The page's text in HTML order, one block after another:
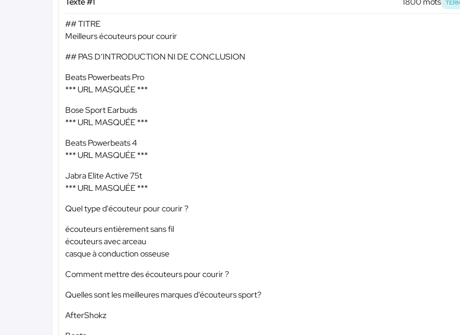
## TITRE
Meilleurs écouteurs pour courir
## PAS D’INTRODUCTION NI DE CONCLUSION
Beats Powerbeats Pro
*** URL MASQUÉE ***
Bose Sport Earbuds
*** URL MASQUÉE ***
Beats Powerbeats 4
*** URL MASQUÉE ***
Jabra Elite Active 75t
*** URL MASQUÉE ***
Quel type d'écouteur pour courir ?
écouteurs entièrement sans fil
écouteurs avec arceau
casque à conduction osseuse
Comment mettre des écouteurs pour courir ?
Quelles sont les meilleures marques d’écouteurs sport?
AfterShokz